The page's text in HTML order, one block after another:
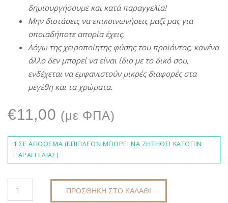
δημιουργήσουμε και κατάπαραγγελία!
Μην διστάσεις να επικοινωνήσεις μαζί μας για
οποιαδήποτε απορία έχεις.
Λόγω της χειροποίητης φύσης τουπροϊόντος, κανένα
άλλο δεν μπορεί να είναι ίδιο με το δικό σου,
ενδέχεται να εμφανιστούν μικρές διαφορές στα
μεγέθηκαι τα χρώματα.
€11,00 (με ΦΠΑ)
1 ΣΕ ΑΠΌΘΕΜΑ (ΕΠΙΠΛΈΟΝ ΜΠΟΡΕΊ ΝΑ ΖΗΤΗΘΕΊ ΚΑΤΌΠΙΝ
ΠΑΡΑΓΓΕΛΊΑΣ)
ΠΡΟΣΘΉΚΗ ΣΤΟ ΚΑΛΆΘΙ